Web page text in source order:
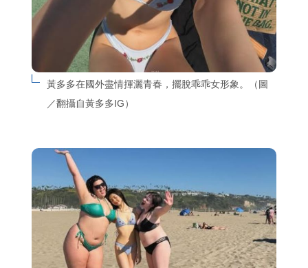
黃多多在國外盡情揮灑青春，擺脫乖乖女形象。（圖
／翻攝自黃多多IG）